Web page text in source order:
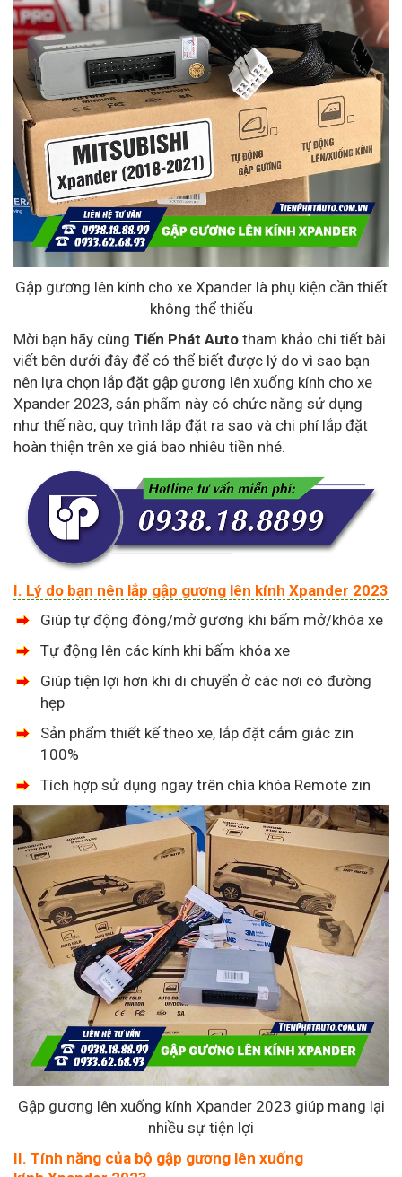
Gập gương lên kính cho xe Xpander là phụ kiện cần thiết
không thể thiếu
Mời bạn hãy cùng Tiến Phát Auto tham khảo chi tiết bài
viết bên dưới đây để có thể biết được lý do vì sao bạn
nên lựa chọn lắp đặt gập gương lên xuống kính cho xe
Xpander 2023, sản phẩm này có chức năng sử dụng
như thế nào, quy trình lắp đặt ra sao và chi phí lắp đặt
hoàn thiện trên xe giá bao nhiêu tiền nhé.
I. Lý do bạn nên lắp gập gương lên kính Xpander 2023
Giúp tự động đóng/mở gương khi bấm mở/khóa xe
Tự động lên các kính khi bấm khóa xe
Giúp tiện lợi hơn khi di chuyển ở các nơi có đường
hẹp
Sản phẩm thiết kế theo xe, lắp đặt cắm giắc zin
100%
Tích hợp sử dụng ngay trên chìa khóa Remote zin
Gập gương lên xuống kính Xpander 2023 giúp mang lại
nhiều sự tiện lợi
II. Tính năng của bộ gập gương lên xuống